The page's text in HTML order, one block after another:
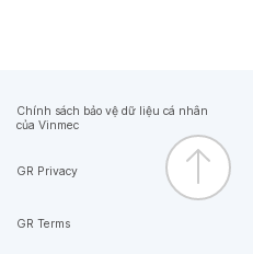
Chính sách bảo vệ dữ liệu cá nhân
của Vinmec
GR Privacy
GR Terms